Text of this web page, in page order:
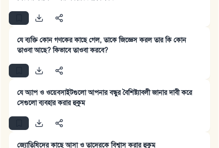
যে ব্যক্তি কোন গণকের কাছে গেল, তাকে জিজ্ঞেস করল তার কি কোন
তাওবা আছে? কিভাবে তাওবা করবে?
যে অ্যাপ ও ওয়েবসাইটগুলো আপনার বন্ধুর বৈশিষ্ট্যাবলী জানার দাবী করে
সেগুলো ব্যবহার করার হুকুম
জ্যোতিষিদের কাছে আসা ও তাদেরকে বিশ্বাস করার হুকুম
করেছিল।
উম্মাহকে উত্তর দিতে আমাদেরকে সহযোগিতা করুন
যে ব্যক্তি সৎ কর্মের পথ দেখাবে সে সৎকর্মকারীর সমান